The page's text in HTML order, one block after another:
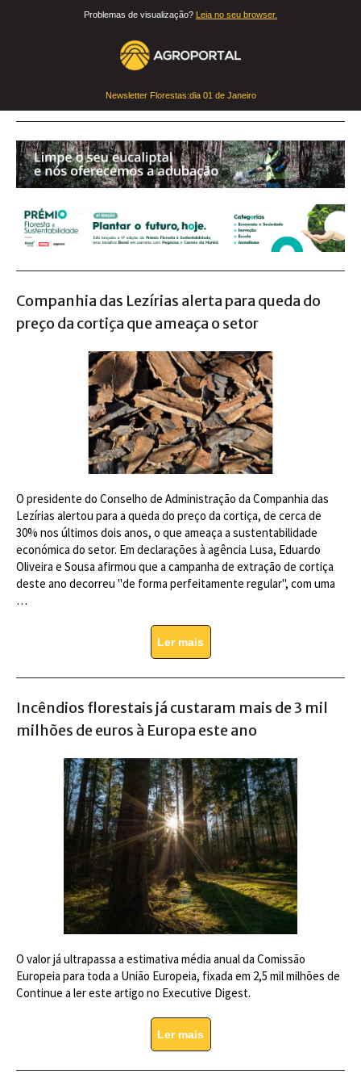
Problemas de visualização? Leia no seu browser.
Newsletter Florestas:dia 01 de Janeiro
Companhia das Lezírias alerta para queda do
preço da cortiça que ameaça o setor
O presidente do Conselho de Administração da Companhia das
Lezírias alertou para a queda do preço da cortiça, de cerca de
30% nos últimos dois anos, o que ameaça a sustentabilidade
económica do setor. Em declarações à agência Lusa, Eduardo
Oliveira e Sousa afirmou que a campanha de extração de cortiça
deste ano decorreu "de forma perfeitamente regular", com uma
…
Ler mais
Incêndios florestais já custaram mais de 3 mil
milhões de euros à Europa este ano
O valor já ultrapassa a estimativa média anual da Comissão
Europeia para toda a União Europeia, fixada em 2,5 mil milhões de
Continue a ler este artigo no Executive Digest.
Ler mais